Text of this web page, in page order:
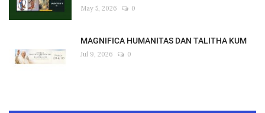
May 5, 2026 0
MAGNIFICA HUMANITAS DAN TALITHA KUM
Jul 9, 2026 0